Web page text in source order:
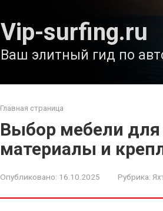
Vip-surfing.ru
Ваш элитный гид по
Главная страница
Выбор мебели
материалы и
Опубликовано: 16.10.2025 Рубрика: